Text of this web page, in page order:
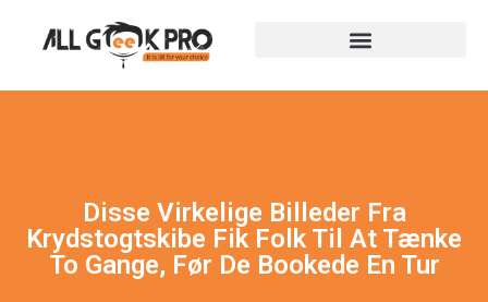
Disse Virkelige Billeder Fra
Krydstogtskibe Fik Folk Til At Tænke
To Gange, Før De Bookede En Tur